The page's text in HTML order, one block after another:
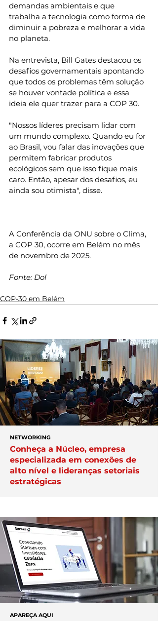
demandas ambientais e que
trabalha a tecnologia como forma de
diminuir a pobreza e melhorar a vida
no planeta.
Na entrevista, Bill Gates destacou os
desafios governamentais apontando
que todos os problemas têm solução
se houver vontade política e essa
ideia ele quer trazer para a COP 30.
"Nossos líderes precisam lidar com
um mundo complexo. Quando eu for
ao Brasil, vou falar das inovações que
permitem fabricar produtos
ecológicos sem que isso fique mais
caro. Então, apesar dos desafios, eu
ainda sou otimista", disse.
A Conferência da ONU sobre o Clima,
a COP 30, ocorre em Belém no mês
de novembro de 2025.
Fonte: Dol
COP-30 em Belém
NETWORKING
Conheça a Núcleo, empresa
especializada em conexões de
alto nível e lideranças setoriais
estratégicas
APAREÇA AQUI